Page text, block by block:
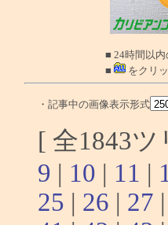
■ 24時間以内
■
をクリ
・記事中の画像表示形式
[ 全1843
9 | 10 | 11 |
25 | 26 | 27 |